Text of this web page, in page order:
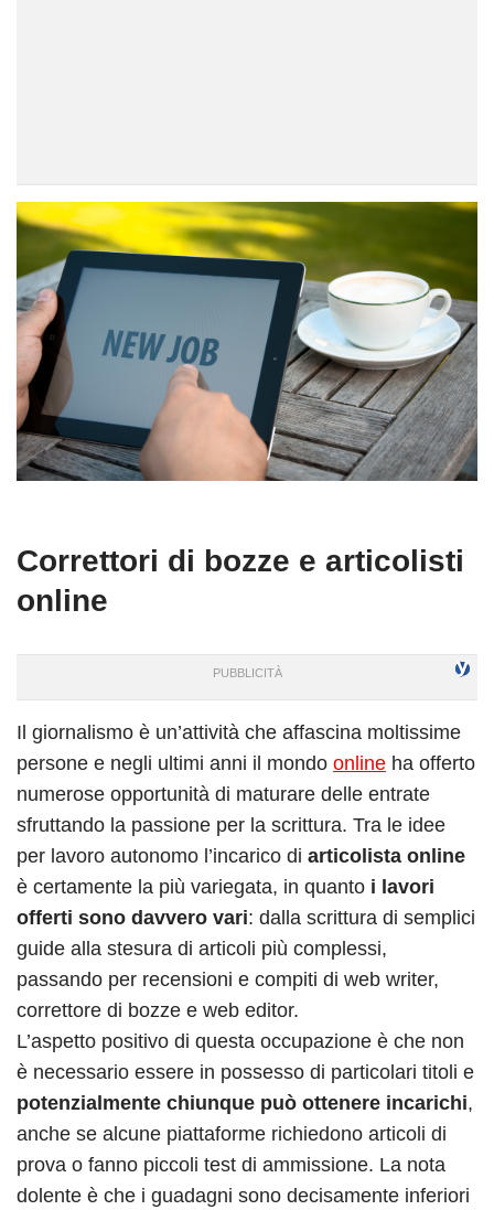
Correttori di bozze e articolisti
online
Il giornalismo è un’attività che affascina moltissime
persone e negli ultimi anni il mondo online ha offerto
numerose opportunità di maturare delle entrate
sfruttando la passione per la scrittura. Tra le idee
per lavoro autonomo l’incarico di articolista online
è certamente la più variegata, in quanto i lavori
offerti sono davvero vari: dalla scrittura di semplici
guide alla stesura di articoli più complessi,
passando per recensioni e compiti di web writer,
correttore di bozze e web editor.
L’aspetto positivo di questa occupazione è che non
è necessario essere in possesso di particolari titoli e
potenzialmente chiunque può ottenere incarichi,
anche se alcune piattaforme richiedono articoli di
prova o fanno piccoli test di ammissione. La nota
dolente è che i guadagni sono decisamente inferiori